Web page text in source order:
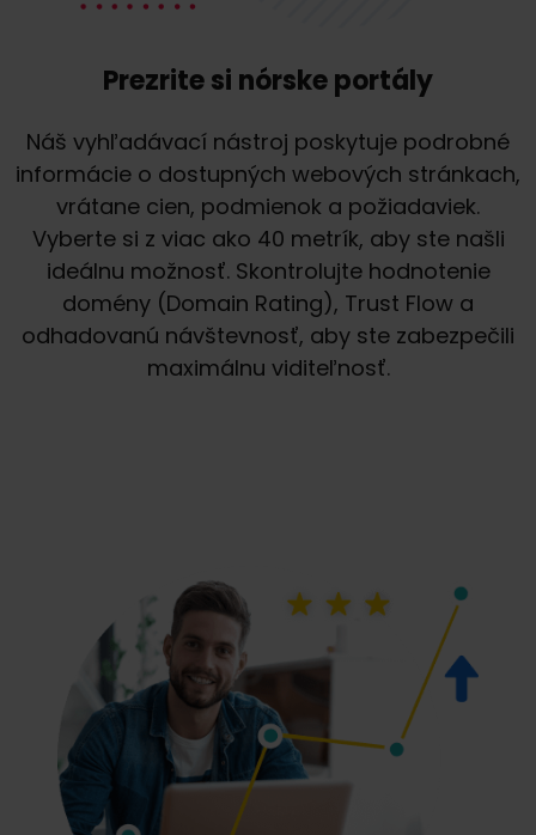
Prezrite si nórske portály
Náš vyhľadávací nástroj poskytuje podrobné
informácie o dostupných webových stránkach,
vrátane cien, podmienok a požiadaviek.
Vyberte si z viac ako 40 metrík, aby ste našli
ideálnu možnosť. Skontrolujte hodnotenie
domény (Domain Rating), Trust Flow a
odhadovanú návštevnosť, aby ste zabezpečili
maximálnu viditeľnosť.